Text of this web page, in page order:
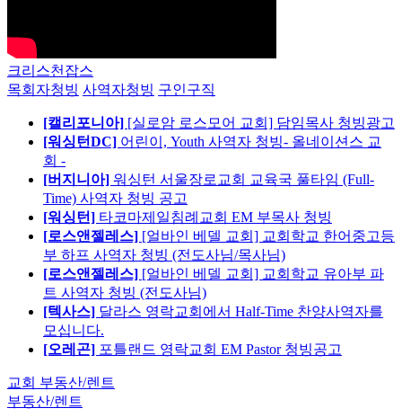
크리스천잡스
목회자청빙 사역자청빙 구인구직
[캘리포니아] [실로암 로스모어 교회] 담임목사 청빙광고
[워싱턴DC] 어린이, Youth 사역자 청빙- 올네이션스 교
회 -
[버지니아] 워싱턴 서울장로교회 교육국 풀타임 (Full-
Time) 사역자 청빙 공고
[워싱턴] 타코마제일침례교회 EM 부목사 청빙
[로스앤젤레스] [얼바인 베델 교회] 교회학교 한어중고등
부 하프 사역자 청빙 (전도사님/목사님)
[로스앤젤레스] [얼바인 베델 교회] 교회학교 유아부 파
트 사역자 청빙 (전도사님)
[텍사스] 달라스 영락교회에서 Half-Time 찬양사역자를
모십니다.
[오레곤] 포틀랜드 영락교회 EM Pastor 청빙공고
교회 부동산/렌트
부동산/렌트